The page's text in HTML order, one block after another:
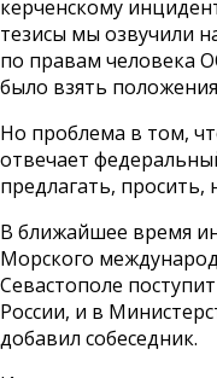
керченскому
тезисы мы озвучили
по правам человека
было взять
Но проблема в том,
отвечает
предлагать, просить,
В ближайшее время
Морского
Севастополе
России, и в
добавил собеседник.